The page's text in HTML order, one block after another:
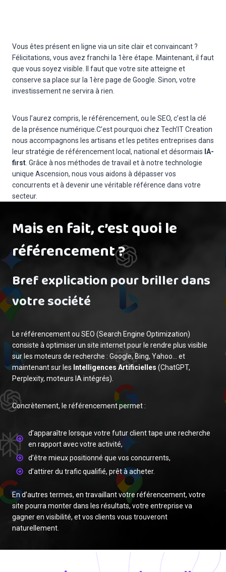
Vous êtes présent en ligne via un site clair et convaincant ?
Félicitations, vous avez franchi la 1ère étape. Maintenant, il faut
que vous soyez visible. Il faut que votre site atteigne et
conserve sa place sur la 1ère page de Google. Sinon, votre
investissement ne servira à rien.
Vous l’aurez compris, le référencement, ou le SEO, c’est la clé
de la présence numérique.C’est pourquoi chez Tech’IT Creation
nous accompagnons les artisans et les petites entreprises dans
leur stratégie de référencement local, national et désormais IA-
first . Grâce à nos méthodes de travail et à notre technologie
unique Ascension, nous vous aidons à dépasser vos
concurrents et à devenir une véritable référence dans votre
secteur.
Mais en fait, c’est quoi le
référencement ?
Bref explication pour briller dans
votre société
Le référencement ou SEO (Search Engine Optimization)
consiste à optimiser un site internet pour le rendre plus visible
sur les moteurs de recherche : Google, Bing, Yahoo… et
maintenant sur les Intelligences Artificielles (ChatGPT,
Perplexity, moteurs IA intégrés).
Concrètement, le référencement permet :
d’apparaître lorsque votre futur client tape une recherche
en rapport avec votre activité,
d’être mieux positionné que vos concurrents,
d’attirer du trafic qualifié, prêt à acheter.
En d’autres termes, en travaillant votre référencement, votre
site pourra monter dans les résultats, votre entreprise va
gagner en visibilité, et vos clients vous trouveront
naturellement.